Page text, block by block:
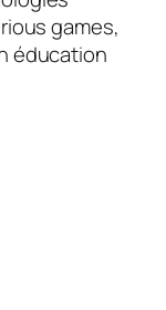
games,
éducation